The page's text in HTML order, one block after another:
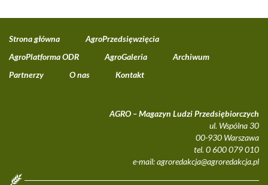
Strona główna
AgroPrzedsięwzięcia
AgroPlatforma ODR
AgroGaleria
Archiwum
Partnerzy
O nas Kontakt
AGRO – Magazyn Ludzi Przedsiębiorczych
ul. Wspólna 30
00-930 Warszawa
tel. 0 600 079 010
e-mail:agroredakcja@agroredakcja.pl